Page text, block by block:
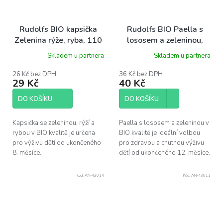
Rudolfs BIO kapsička
Zelenina rýže, ryba, 110
Skladem u partnera
26 Kč bez DPH
29 Kč
DO KOŠÍKU
Kapsička se zeleninou, rýží a
rybou v BIO kvalitě je určena
pro výživu dětí od ukončeného
8. měsíce.
Rudolfs BIO Paella s
lososem a zeleninou,
190 g
Skladem u partnera
36 Kč bez DPH
40 Kč
DO KOŠÍKU
Paella s lososem a zeleninou v
BIO kvalitě je ideální volbou
pro zdravou a chutnou výživu
dětí od ukončeného 12. měsíce.
Kód: AN-43014 Kód: AN-43011